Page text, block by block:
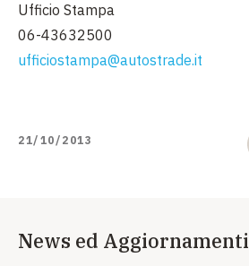
Ufficio Stampa
06-43632500
ufficiostampa@autostrade.it
21/10/2013
News ed Aggiornamenti